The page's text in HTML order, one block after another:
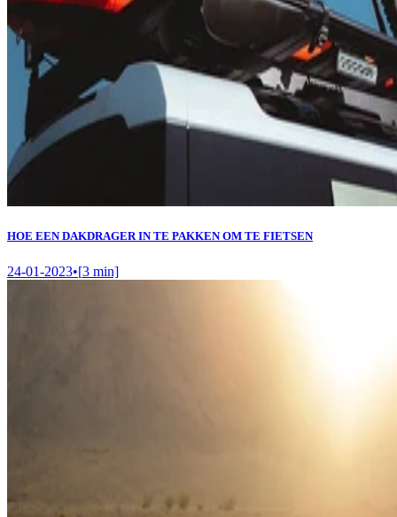
HOE EEN DAKDRAGER IN TE PAKKEN OM TE FIETSEN
24-01-2023•[3 min]